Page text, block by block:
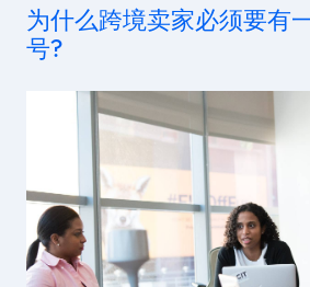
为什么跨境卖家必须要有
号?